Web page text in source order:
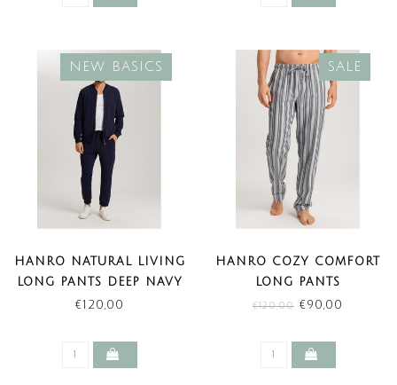
NEW BASICS
HANRO NATURAL LIVING
LONG PANTS DEEP NAVY
(NEW BASICS)
€120,00
SALE
HANRO COZY COMFORT
LONG PANTS
MOONLIGHT STRIPE
€120,00 €90,00